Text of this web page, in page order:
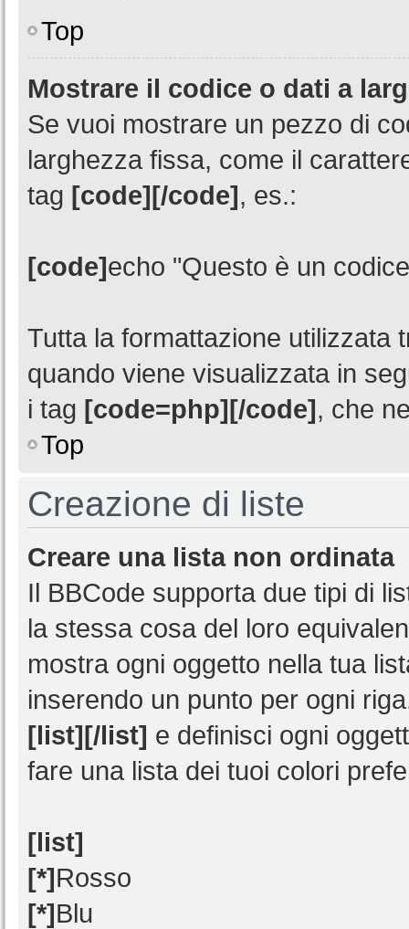
Top
Mostrare il codice o dati a
Se vuoi mostrare un pezzo di
larghezza fissa, come il
tag [code][/code], es.:
[code]echo "Questo è un
Tutta la formattazione utilizzata
quando viene visualizzata in
i tag [code=php][/code], che
Top
Creazione di liste
Creare una lista non ordinata
Il BBCode supporta due tipi di
la stessa cosa del loro
mostra ogni oggetto nella tua
inserendo un punto per ogni
[list][/list] e definisci ogni
fare una lista dei tuoi colori
[list]
[*]Rosso
[*]Blu